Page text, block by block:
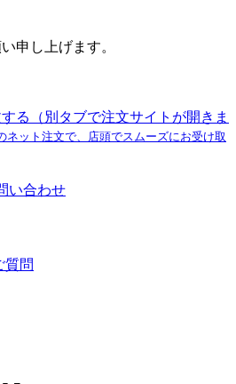
申し上げます。
る
（別タブで注文サイトが開きま
ネット注文で、店頭でスムーズにお受け取
い合わせ
質問